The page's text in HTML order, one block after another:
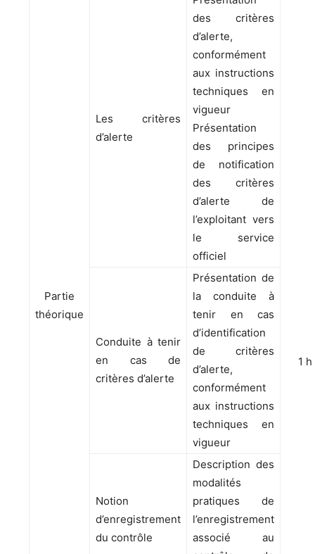
Partie
théorique
1
Les critères
d’alerte
des critères
d’alerte,
conformément
aux instructions
techniques en
vigueur
Présentation
des principes
de notification
des critères
d’alerte de
l’exploitant vers
le service
officiel
Conduite à tenir
en cas de
critères d’alerte
Présentation de
la conduite à
tenir en cas
d’identification
de critères
d’alerte,
conformément
aux instructions
techniques en
vigueur
Notion
d’enregistrement
du contrôle
Description des
modalités
pratiques de
l’enregistrement
associé au